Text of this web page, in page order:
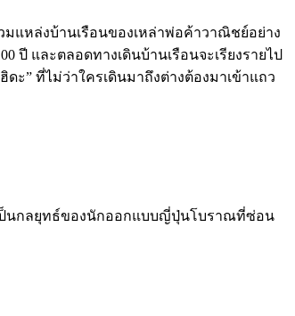
แหล่งบ้านเรือนของเหล่าพ่อค้าวาณิชย์อย่าง
ปี และตลอดทางเดินบ้านเรือนจะเรียงรายไป
” ที่ไม่ว่าใครเดินมาถึงต่างต้องมาเข้าแถว
ป็นกลยุทธ์ของนักออกแบบญี่ปุ่นโบราณที่ซ่อน